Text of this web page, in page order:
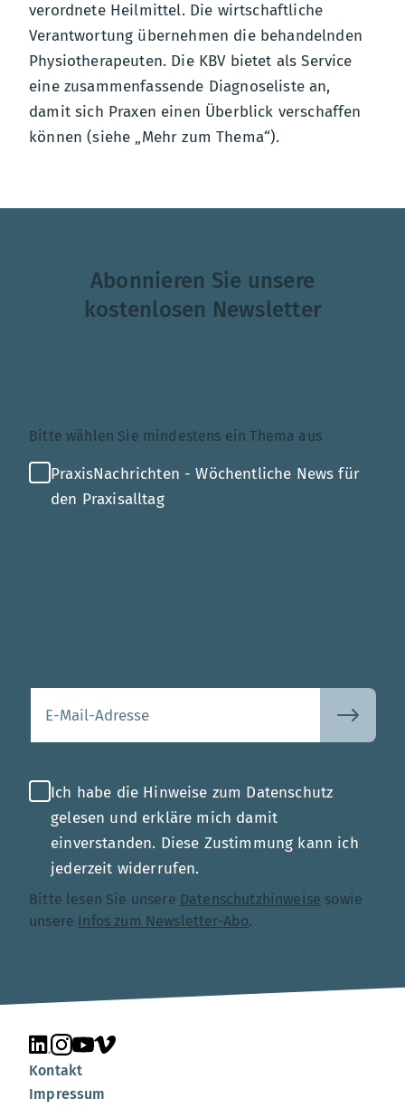
verordnete Heilmittel. Die wirtschaftliche
Verantwortung übernehmen die behandelnden
Physiotherapeuten. Die KBV bietet als Service
eine zusammenfassende Diagnoseliste an,
damit sich Praxen einen Überblick verschaffen
können (siehe „Mehr zum Thema“).
Abonnieren Sie unsere
kostenlosen Newsletter
Bitte wählen Sie mindestens ein Thema aus
PraxisNachrichten - Wöchentliche News für
den Praxisalltag
Ich habe die Hinweise zum Datenschutz
gelesen und erkläre mich damit
einverstanden. Diese Zustimmung kann ich
jederzeit widerrufen.
Bitte lesen Sie unsere Datenschutzhinweise sowie
unsere Infos zum Newsletter-Abo.
Unsere Seite auf LinkedIn
Unsere Seite auf Instagram
Unsere Seite auf YouTube
Unsere Seite auf Vimeo
Kontakt
Impressum